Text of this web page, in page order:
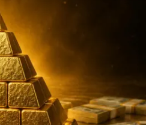
Video, Japón:
deja heridos y
daños en